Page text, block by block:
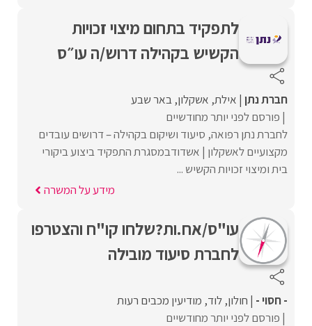
לתפקיד בתחום מיצוי זכויות
הקשיש בקהילה דרוש/ה עו״ס
חברת נתן אילת אשקלון באר שבע
פורסם לפני יותר מחודשיים
לחברת נתן רפואה, סיעוד ושיקום בקהילה – דרושים עובדים
מקצועיים לאשקלון | אשדודבמסגרת התפקיד ביצוע ביקורי
בית ומיצוי זכויות הקשיש ...
מידע על המשרה
עו"ס/אח.ות?שלחו קו"ח והצטרפו
לחברת סיעוד מובילה
- חסוי - חולון לוד מודיעין מכבים רעות
פורסם לפני יותר מחודשיים